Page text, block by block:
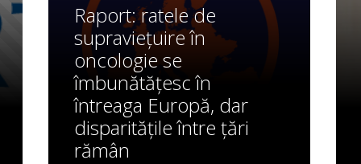
Raport: ratele de
supraviețuire în
oncologie se
îmbunătățesc în
întreaga Europă, dar
disparitățile între țări
rămân